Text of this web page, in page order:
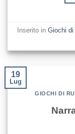
Inserito inGiochi di
19
Lug
GIOCHI DI